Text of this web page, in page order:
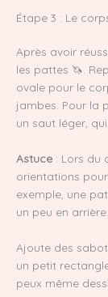
Étape 3 : Le
Après avoir
les pattes 🦄.
ovale pour le
jambes. Pour la
un saut léger,
Astuce : Lors du
orientations
exemple, une
un peu en arrière.
Ajoute des
un petit
peux même